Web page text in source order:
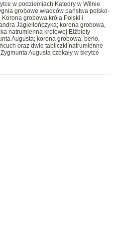
w podziemiach Katedry w Wilnie
grobowe władców państwa polsko-
Korona grobowa króla Polski i
Jagiellończyka; korona grobowa,
natrumienna królowej Elżbiety
Augusta; korona grobowa, berło,
oraz dwie tabliczki natrumienne
Augusta czekały w skrytce